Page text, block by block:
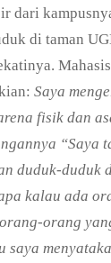
dari
di taman
Saya
fisik dan
“Saya
duduk-duduk
kalau ada
orang
saya